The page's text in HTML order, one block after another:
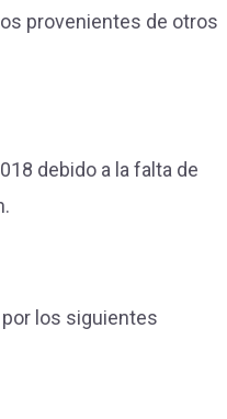
provenientes de otros
debido a la falta de
los siguientes